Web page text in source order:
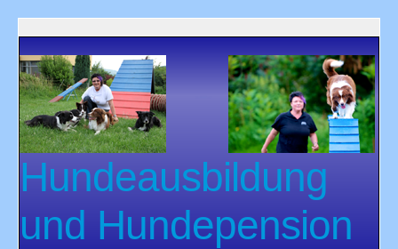
Hundeausbildung
und Hundepension